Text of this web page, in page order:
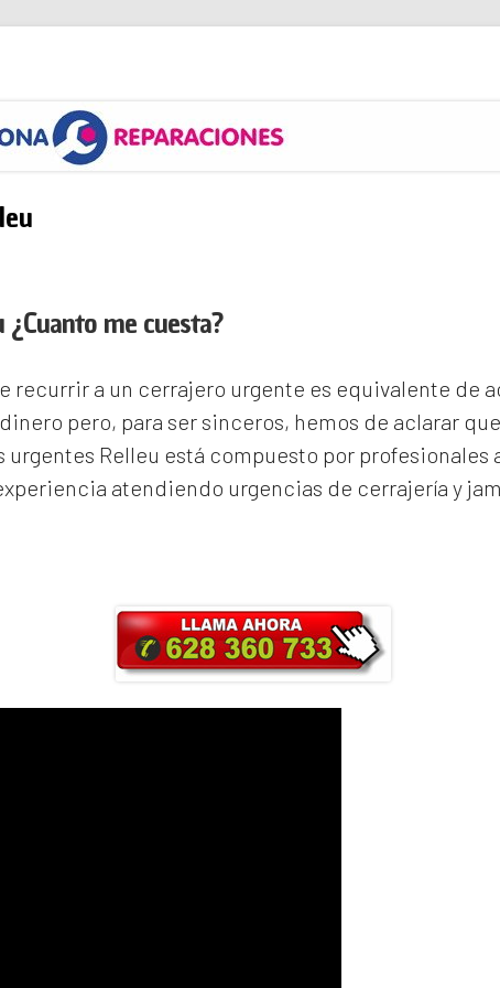
me cuesta?
recurrir a un cerrajero urgente es equivalente de
pero, para ser sinceros, hemos de aclarar
urgentes Relleu está compuesto por
atendiendo urgencias de cerrajería y